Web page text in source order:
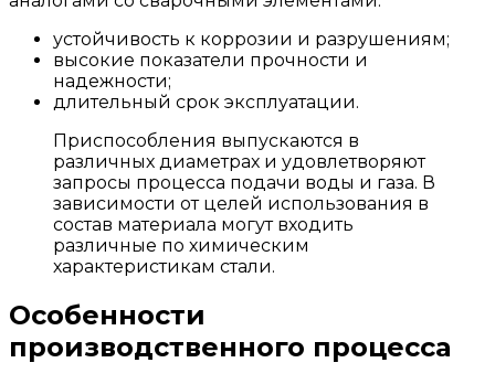
устойчивость к коррозии и разрушениям;
высокие показатели прочности и
надежности;
длительный срок эксплуатации.
Приспособления выпускаются в
различных диаметрах и удовлетворяют
запросы процесса подачи воды и газа. В
зависимости от целей использования в
состав материала могут входить
различные по химическим
характеристикам стали.
Особенности
производственного процесса